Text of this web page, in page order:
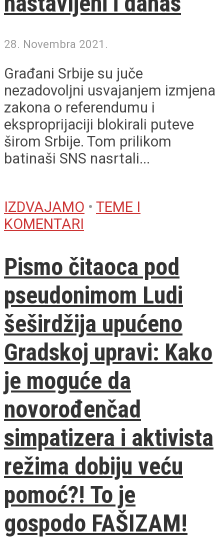
28. Novembra 2021.
Građani Srbije su juče
nezadovoljni usvajanjem izmjena
zakona o referendumu i
eksproprijaciji blokirali puteve
širom Srbije. Tom prilikom
batinaši SNS nasrtali...
IZDVAJAMO • TEME I
KOMENTARI
Pismo čitaoca pod
pseudonimom Ludi
šeširdžija upućeno
Gradskoj upravi: Kako
je moguće da
novorođenčad
simpatizera i aktivista
režima dobiju veću
pomoć?! To je
gospodo FAŠIZAM!